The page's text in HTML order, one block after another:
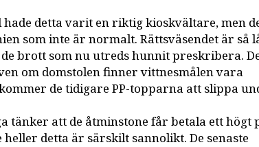
detta varit en riktig kioskvältare, men
som inte är normalt. Rättsväsendet är så
brott som nu utreds hunnit preskribera.
om domstolen finner vittnesmålen vara
de tidigare PP-topparna att slippa
tänker att de åtminstone får betala ett högt
detta är särskilt sannolikt. De senaste